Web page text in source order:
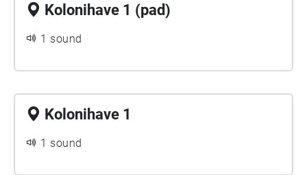
Kolonihave 1 (pad)
1 sound
Kolonihave 1
1 sound